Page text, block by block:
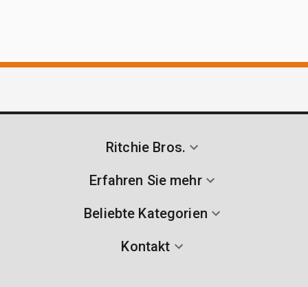
Ritchie Bros.
Erfahren Sie mehr
Beliebte Kategorien
Kontakt